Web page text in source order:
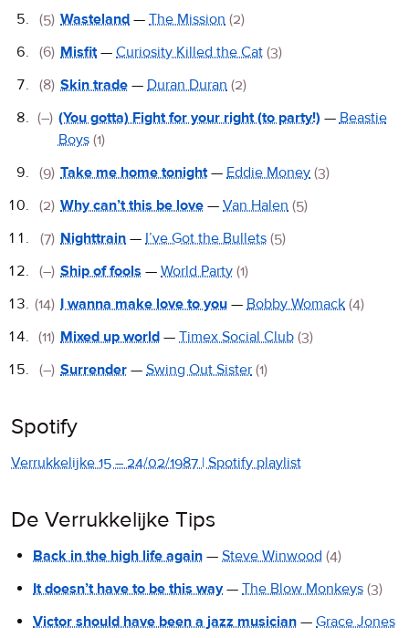
(5) Wasteland — The Mission (2)
(6) Misfit— Curiosity Killed the Cat (3)
(8) Skin trade — Duran Duran (2)
(–) (You gotta) Fight for your right (to party!) — Beastie
Boys (1)
(9) Take me home tonight— Eddie Money (3)
(2) Why can’t this be love — Van Halen (5)
(7) Nighttrain — I’ve Got the Bullets (5)
(–) Ship of fools — World Party (1)
(14) I wanna make love to you — Bobby Womack (4)
(11) Mixed up world — Timex Social Club (3)
(–) Surrender — Swing Out Sister (1)
Spotify
Verrukkelijke 15 – 24/02/1987 | Spotify playlist
De Verrukkelijke Tips
Back in the high life again — Steve Winwood (4)
It doesn’t have to be this way— The Blow Monkeys (3)
Victor should have been a jazz musician — Grace Jones